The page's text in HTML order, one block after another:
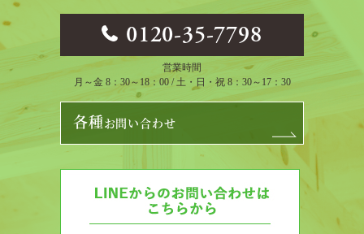
0120-35-7798
営業時間
月～金 8：30～18：00 / 土・日・祝 8：30～17：30
各種お問い合わせ